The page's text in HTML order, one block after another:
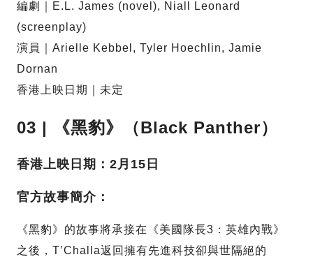
編劇｜E.L. James (novel), Niall Leonard
(screenplay)
演員｜Arielle Kebbel, Tyler Hoechlin, Jamie
Dornan
香港上映日期｜未定
03 | 《黑豹》（Black Panther）
香港上映日期：2月15日
官方故事簡介：
《黑豹》的故事將承接在《美國隊長3：英雄內戰》
之後，T’Challa返回擁有先進科技卻與世隔絕的